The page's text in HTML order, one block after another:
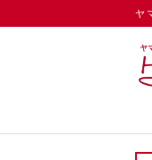
ヤ